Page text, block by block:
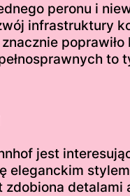
peronu i
infrastruktury
jest
eleganckim
zdobiona